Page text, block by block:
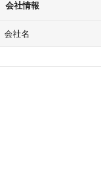
会社情報
会社名